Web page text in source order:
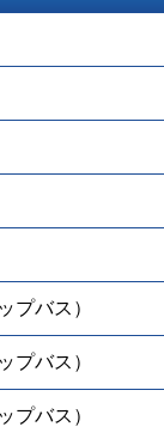
プバス）
プバス）
プバス）